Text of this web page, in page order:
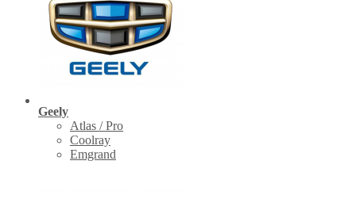
Geely
Atlas / Pro
Coolray
Emgrand